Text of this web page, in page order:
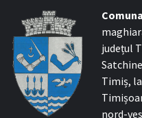
C
județul
Timiș,
nord-